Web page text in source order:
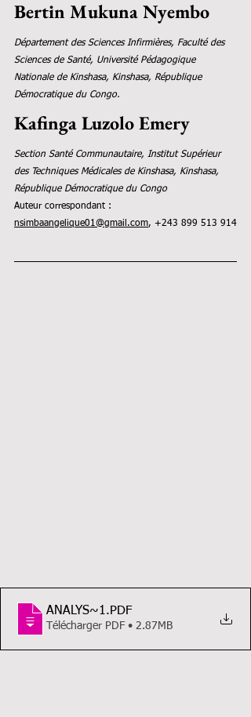
Bertin Mukuna Nyembo
Département des Sciences Infirmières, Faculté des
Sciences de Santé, Université Pédagogique
Nationale de Kinshasa, Kinshasa, République
Démocratique du Congo.
Kafinga Luzolo Emery
Section Santé Communautaire, Institut Supérieur
des Techniques Médicales de Kinshasa, Kinshasa,
République Démocratique du Congo
Auteur correspondant :
nsimbaangelique01@gmail.com, +243 899 513 914
ANALYS~1.PDF
Télécharger PDF • 2.87MB